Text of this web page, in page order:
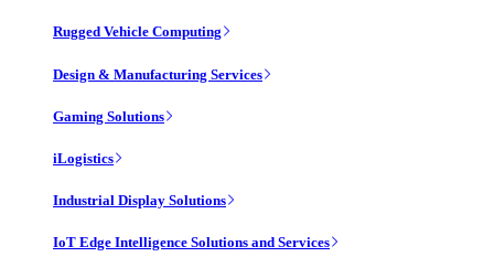
Rugged Vehicle Computing
Design & Manufacturing Services
Gaming Solutions
iLogistics
Industrial Display Solutions
IoT Edge Intelligence Solutions and Services